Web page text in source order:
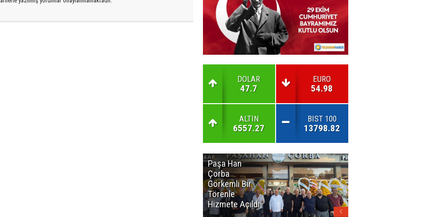
DOLAR
47.7
EURO
54.98
ALTIN
6557.27
BIST 100
13798.82
Paşa Han
Çorba
Görkemli Bir
Törenle
Hizmete Açıldı